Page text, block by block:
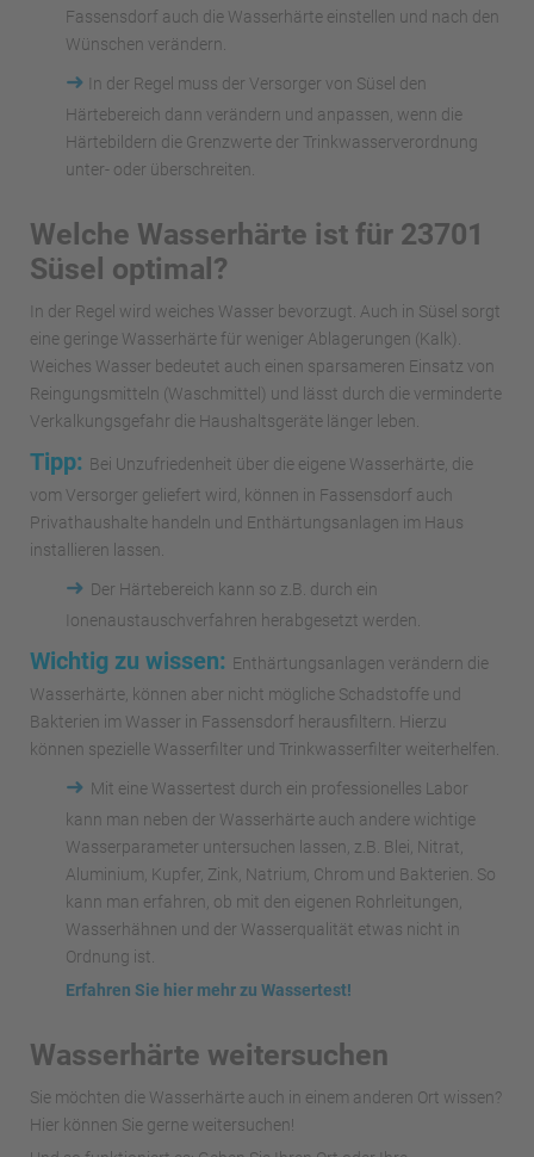
Fassensdorf auch die Wasserhärte einstellen und nach den
Wünschen verändern.
➜
In der Regel muss der Versorger von Süsel den
Härtebereich dann verändern und anpassen, wenn die
Härtebildern die Grenzwerte der Trinkwasserverordnung
unter- oder überschreiten.
Welche Wasserhärte ist für 23701
Süsel optimal?
In der Regel wird weiches Wasser bevorzugt. Auch in Süsel sorgt
eine geringe Wasserhärte für weniger Ablagerungen (Kalk).
Weiches Wasser bedeutet auch einen sparsameren Einsatz von
Reingungsmitteln (Waschmittel) und lässt durch die verminderte
Verkalkungsgefahr die Haushaltsgeräte länger leben.
Tipp: Bei Unzufriedenheit über die eigene Wasserhärte, die
vom Versorger geliefert wird, können in Fassensdorf auch
Privathaushalte handeln und Enthärtungsanlagen im Haus
installieren lassen.
➜ Der Härtebereich kann so z.B. durch ein
Ionenaustauschverfahren herabgesetzt werden.
Wichtig zu wissen: Enthärtungsanlagen verändern die
Wasserhärte, können aber nicht mögliche Schadstoffe und
Bakterien im Wasser in Fassensdorf herausfiltern. Hierzu
können spezielle Wasserfilter und Trinkwasserfilter weiterhelfen.
➜ Mit eine Wassertest durch ein professionelles Labor
kann man neben der Wasserhärte auch andere wichtige
Wasserparameter untersuchen lassen, z.B. Blei, Nitrat,
Aluminium, Kupfer, Zink, Natrium, Chrom und Bakterien. So
kann man erfahren, ob mit den eigenen Rohrleitungen,
Wasserhähnen und der Wasserqualität etwas nicht in
Ordnung ist.
Erfahren Sie hier mehr zu Wassertest!
Wasserhärte weitersuchen
Sie möchten die Wasserhärte auch in einem anderen Ort wissen?
Hier können Sie gerne weitersuchen!